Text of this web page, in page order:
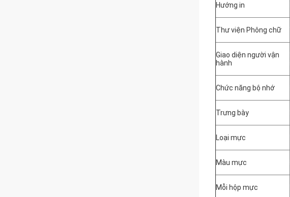
Hướng in
Thư viện Phông chữ
Giao diện người vận
hành
Chức năng bộ nhớ
Trưng bày
Loại mực
Màu mực
Mỗi hộp mực